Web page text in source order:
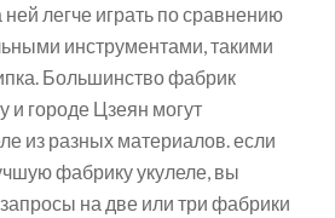
ней легче играть по сравнению
инструментами, такими
Большинство фабрик
и городе Цзеян могут
из разных материалов. если
фабрику укулеле, вы
на две или три фабрики